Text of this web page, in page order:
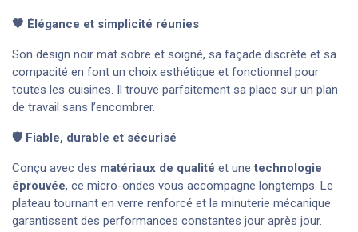
🖤 Élégance et simplicité réunies
Son design noir mat sobre et soigné, sa façade discrète et sa
compacité en font un choix esthétique et fonctionnel pour
toutes les cuisines. Il trouve parfaitement sa place sur un plan
de travail sans l’encombrer.
🛡️ Fiable, durable et sécurisé
Conçu avec des matériaux de qualité et unetechnologie
éprouvée, ce micro-ondes vous accompagne longtemps. Le
plateau tournant en verre renforcé et la minuterie mécanique
garantissent des performances constantes jour après jour.